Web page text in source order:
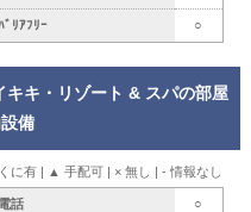
ﾞﾘｱﾌﾘｰ ○
キ・リゾート & スパの部屋
備
に有 | ▲ 手配可 | × 無し | - 情報なし
電話 ○